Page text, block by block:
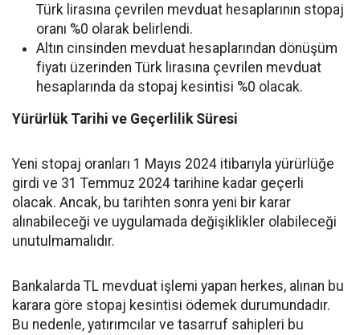
Türk lirasına çevrilen mevduat hesaplarının stopaj
oranı %0 olarak belirlendi.
Altın cinsinden mevduat hesaplarından dönüşüm
fiyatı üzerinden Türk lirasına çevrilen mevduat
hesaplarında da stopaj kesintisi %0 olacak.
Yürürlük Tarihi ve Geçerlilik Süresi
Yeni stopaj oranları 1 Mayıs 2024 itibarıyla yürürlüğe
girdi ve 31 Temmuz 2024 tarihine kadar geçerli
olacak. Ancak, bu tarihten sonra yeni bir karar
alınabileceği ve uygulamada değişiklikler olabileceği
unutulmamalıdır.
Bankalarda TL mevduat işlemi yapan herkes, alınan bu
karara göre stopaj kesintisi ödemek durumundadır.
Bu nedenle, yatırımcılar ve tasarruf sahipleri bu